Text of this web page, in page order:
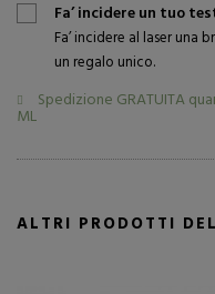
Fa’ incidere un tuo
Fa’ incidere al laser una
un regalo unico.
Spedizione GRATUITA
ML
ALTRI PRODOTTI